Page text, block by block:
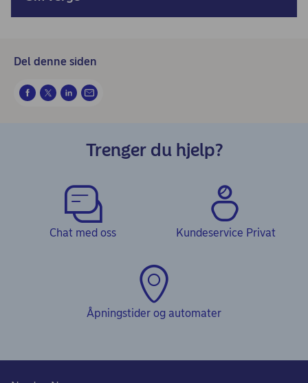
Del denne siden
Trenger du hjelp?
Chat med oss Kundeservice Privat
Åpningstider og automater